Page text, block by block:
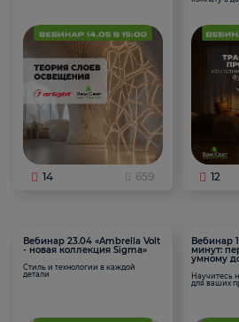
14 659 12
Вебинар 23.04 «Ambrella Volt
- новая коллекция Sigma»
Стиль и технологии в каждой
детали
Вебинар
минут:
умному
Научитесь
для ваших